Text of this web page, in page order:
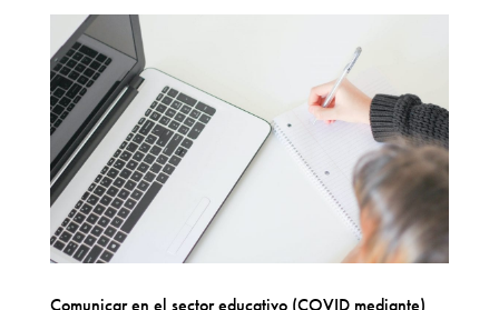
Comunicar en el sector educativo (COVID mediante)